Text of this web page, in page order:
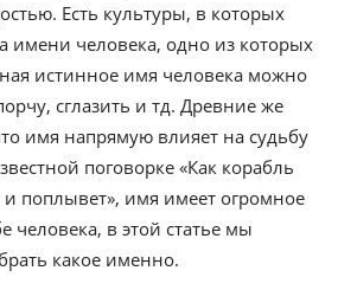
Есть культуры, в которых
имени человека, одно из которых
истинное имя человека можно
сглазить и тд. Древние же
имя напрямую влияет на судьбу
поговорке «Как корабль
поплывет», имя имеет огромное
человека, в этой статье мы
какое именно.